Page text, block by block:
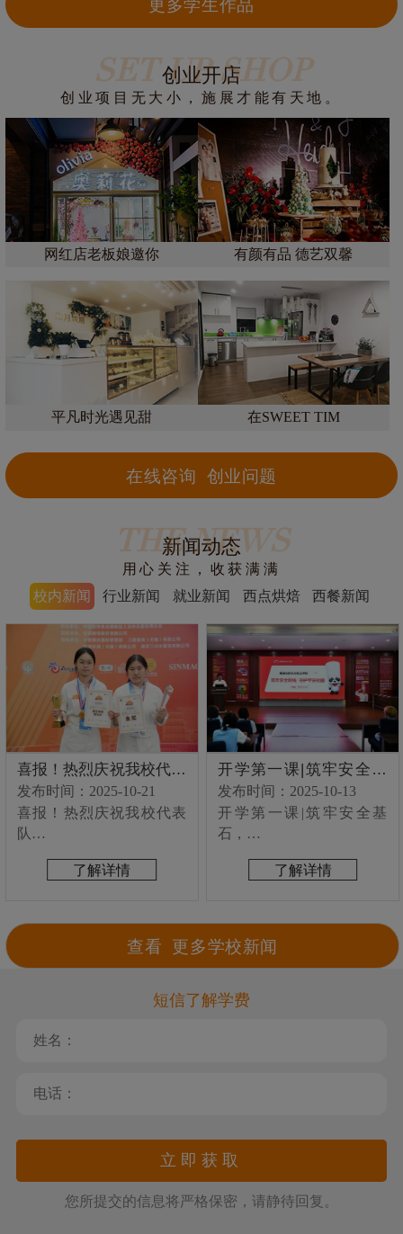
更多学生作品
SET UP SHOP
创业开店
创业项目无大小，施展才能有天地。
网红店老板娘邀你 有颜有品 德艺双馨
平凡时光遇见甜 在SWEET TIM
在线咨询 创业问题
THE NEWS
新闻动态
用心关注，收获满满
校内新闻
行业新闻 就业新闻 西点烘焙 西餐新闻
喜报！热烈庆祝我校代表
队在第七届“
发布时间：2025-10-21
喜报！热烈庆祝我校代表
队…
了解详情
开学第一课|筑牢安全基
石，护航平安
发布时间：2025-10-13
开学第一课|筑牢安全基
石，…
了解详情
查看 更多学校新闻
3大原因告诉你：学西点
烘焙为什么建
发布时间：2025-10-09
3大原因告诉你：学西点烘
了解详情
学西点烘焙得看丨还在愁
就业难？那是
发布时间：2025-10-09
学西点烘焙得看丨还在愁
了解详情
查看 更多行业新闻
实操盛宴落幕！曾笃平老
师授课收官，
发布时间：2025-10-24
实操盛宴落幕！曾笃平老
了解详情
大师进校园|实操教学+干
货分享！美业
发布时间：2025-10-23
大师进校园|实操教学+干
了解详情
查看 更多就业新闻
为什么照着网上教程总做
不好西点烘焙
发布时间：2022-11-18
为什么照着网上教程总做
了解详情
学蛋糕如何选择呢？
发布时间：2022-10-09
学蛋糕如何选择呢？
了解详情
查看 更多西点烘焙
为什么学西餐要来福建新
东方，而不是
发布时间：2022-11-21
为什么学西餐要来福建新
了解详情
在福建，学西餐学费多少
发布时间：2022-10-13
在福建，学西餐学费多少
了解详情
查看 更多西餐新闻
短信了解学费
您所提交的信息将严格保密，请静待回复。